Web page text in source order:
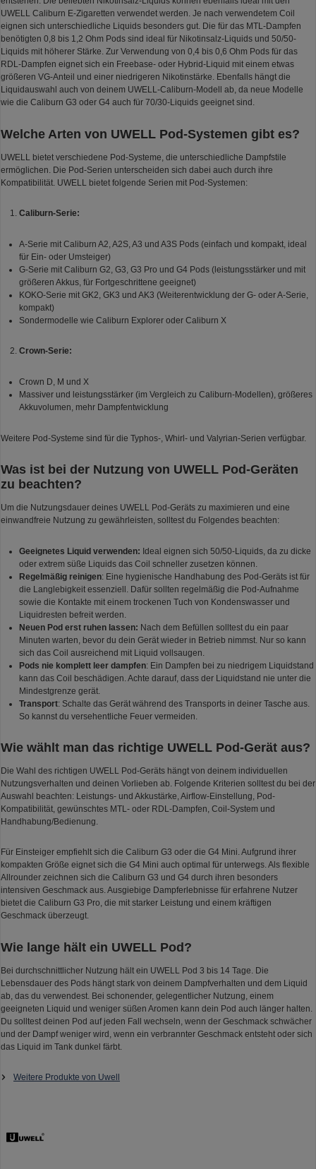
UWELL Caliburn E-Zigaretten verwendet werden. Je nach verwendetem Coil
eignen sich unterschiedliche Liquids besonders gut. Die für das MTL-Dampfen
benötigten 0,8 bis 1,2 Ohm Pods sind ideal für Nikotinsalz-Liquids und 50/50-
Liquids mit höherer Stärke. Zur Verwendung von 0,4 bis 0,6 Ohm Pods für das
RDL-Dampfen eignet sich ein Freebase- oder Hybrid-Liquid mit einem etwas
größeren VG-Anteil und einer niedrigeren Nikotinstärke. Ebenfalls hängt die
Liquidauswahl auch von deinem UWELL-Caliburn-Modell ab, da neue Modelle
wie die Caliburn G3 oder G4 auch für 70/30-Liquids geeignet sind.
Welche Arten von UWELL Pod-Systemen gibt es?
UWELL bietet verschiedene Pod-Systeme, die unterschiedliche Dampfstile
ermöglichen. Die Pod-Serien unterscheiden sich dabei auch durch ihre
Kompatibilität. UWELL bietet folgende Serien mit Pod-Systemen:
Caliburn-Serie:
A-Serie mit Caliburn A2, A2S, A3 und A3S Pods (einfach und kompakt, ideal
für Ein- oder Umsteiger)
G-Serie mit Caliburn G2, G3, G3 Pro und G4 Pods (leistungsstärker und mit
größeren Akkus, für Fortgeschrittene geeignet)
KOKO-Serie mit GK2, GK3 und AK3 (Weiterentwicklung der G- oder A-Serie,
kompakt)
Sondermodelle wie Caliburn Explorer oder Caliburn X
Crown-Serie:
Crown D, M und X
Massiver und leistungsstärker (im Vergleich zu Caliburn-Modellen), größeres
Akkuvolumen, mehr Dampfentwicklung
Weitere Pod-Systeme sind für die Typhos-, Whirl- und Valyrian-Serien verfügbar.
Was ist bei der Nutzung von UWELL Pod-Geräten
zu beachten?
Um die Nutzungsdauer deines UWELL Pod-Geräts zu maximieren und eine
einwandfreie Nutzung zu gewährleisten, solltest du Folgendes beachten:
Geeignetes Liquid verwenden: Ideal eignen sich 50/50-Liquids, da zu dicke
oder extrem süße Liquids das Coil schneller zusetzen können.
Regelmäßig reinigen: Eine hygienische Handhabung des Pod-Geräts ist für
die Langlebigkeit essenziell. Dafür sollten regelmäßig die Pod-Aufnahme
sowie die Kontakte mit einem trockenen Tuch von Kondenswasser und
Liquidresten befreit werden.
Neuen Pod erst ruhen lassen: Nach dem Befüllen solltest du ein paar
Minuten warten, bevor du dein Gerät wieder in Betrieb nimmst. Nur so kann
sich das Coil ausreichend mit Liquid vollsaugen.
Pods nie komplett leer dampfen: Ein Dampfen bei zu niedrigem Liquidstand
kann das Coil beschädigen. Achte darauf, dass der Liquidstand nie unter die
Mindestgrenze gerät.
Transport: Schalte das Gerät während des Transports in deiner Tasche aus.
So kannst du versehentliche Feuer vermeiden.
Wie wählt man das richtige UWELL Pod-Gerät aus?
Die Wahl des richtigen UWELL Pod-Geräts hängt von deinem individuellen
Nutzungsverhalten und deinen Vorlieben ab. Folgende Kriterien solltest du bei der
Auswahl beachten: Leistungs- und Akkustärke, Airflow-Einstellung, Pod-
Kompatibilität, gewünschtes MTL- oder RDL-Dampfen, Coil-System und
Handhabung/Bedienung.
Für Einsteiger empfiehlt sich die Caliburn G3 oder die G4 Mini. Aufgrund ihrer
kompakten Größe eignet sich die G4 Mini auch optimal für unterwegs. Als flexible
Allrounder zeichnen sich die Caliburn G3 und G4 durch ihren besonders
intensiven Geschmack aus. Ausgiebige Dampferlebnisse für erfahrene Nutzer
bietet die Caliburn G3 Pro, die mit starker Leistung und einem kräftigen
Geschmack überzeugt.
Wie lange hält ein UWELL Pod?
Bei durchschnittlicher Nutzung hält ein UWELL Pod 3 bis 14 Tage. Die
Lebensdauer des Pods hängt stark von deinem Dampfverhalten und dem Liquid
ab, das du verwendest. Bei schonender, gelegentlicher Nutzung, einem
geeigneten Liquid und weniger süßen Aromen kann dein Pod auch länger halten.
Du solltest deinen Pod auf jeden Fall wechseln, wenn der Geschmack schwächer
und der Dampf weniger wird, wenn ein verbrannter Geschmack entsteht oder sich
das Liquid im Tank dunkel färbt.
Weitere Produkte von Uwell